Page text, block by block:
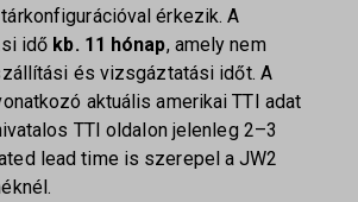
érkezik. A
idő kb. 11 hónap, amely nem
és vizsgáztatási időt. A
aktuális amerikai TTI adat
TTI oldalon jelenleg 2–3
lead time is szerepel a JW2